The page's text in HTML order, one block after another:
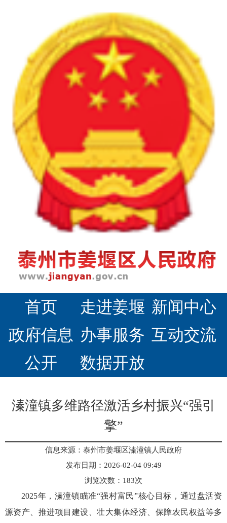
首页 走进姜堰 新闻中心
政府信息
公开
办事服务 互动交流
数据开放
溱潼镇多维路径激活乡村振兴“强引
擎”
信息来源：泰州市姜堰区溱潼镇人民政府
发布日期：2026-02-04 09:49
浏览次数： 183次
2025年，溱潼镇瞄准“强村富民”核心目标，通过盘活资
源资产、推进项目建设、壮大集体经济、保障农民权益等多